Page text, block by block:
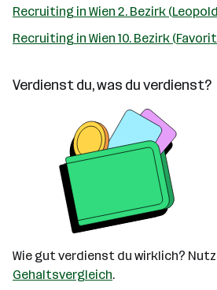
Recruiting in Wien 2. Bezirk
Recruiting in Wien 10. Bezirk
Verdienst du, was du verdienst?
Wie gut verdienst du wirklich?
Gehaltsvergleich.